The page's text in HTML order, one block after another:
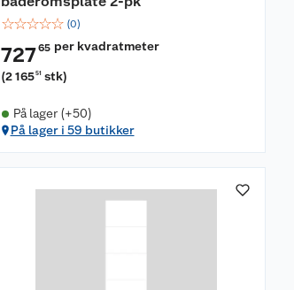
☆☆☆☆☆ (0)
72765 per kvadratmeter
(2 16551 stk)
På lager (+50)
På lager i 59 butikker